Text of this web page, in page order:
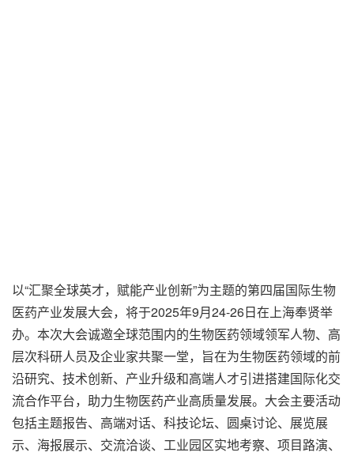
以“汇聚全球英才，赋能产业创新”为主题的第四届国际生物
医药产业发展大会，将于2025年9月24-26日在上海奉贤举
办。本次大会诚邀全球范围内的生物医药领域领军人物、高
层次科研人员及企业家共聚一堂，旨在为生物医药领域的前
沿研究、技术创新、产业升级和高端人才引进搭建国际化交
流合作平台，助力生物医药产业高质量发展。大会主要活动
包括主题报告、高端对话、科技论坛、圆桌讨论、展览展
示、海报展示、交流洽谈、工业园区实地考察、项目路演、